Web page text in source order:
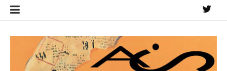
Aller